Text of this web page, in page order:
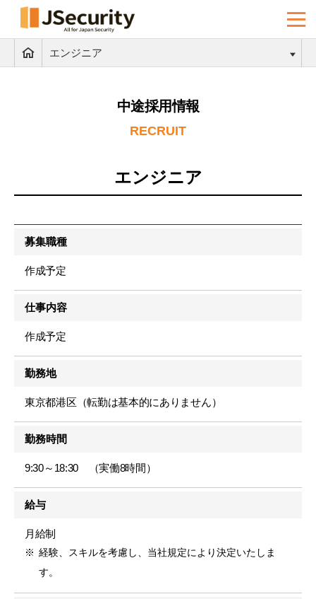
エンジニア
中途採用情報
RECRUIT
エンジニア
募集職種
作成予定
仕事内容
作成予定
勤務地
東京都港区（転勤は基本的にありません）
勤務時間
9:30～18:30 （実働8時間）
給与
月給制
経験、スキルを考慮し、当社規定により決定いたしま
す。